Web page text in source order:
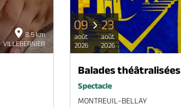
8.5 km
VILLEBERNIER
09
août
2026
23
août
2026
Balades théâtralisées
Spectacle
MONTREUIL-BELLAY